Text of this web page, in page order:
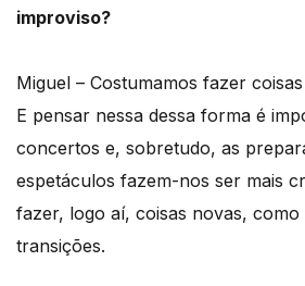
improviso?
Miguel – Costumamos fazer
E pensar nessa dessa forma é
concertos e, sobretudo, as
espetáculos fazem-nos ser mais
fazer, logo aí, coisas novas, como
transições.